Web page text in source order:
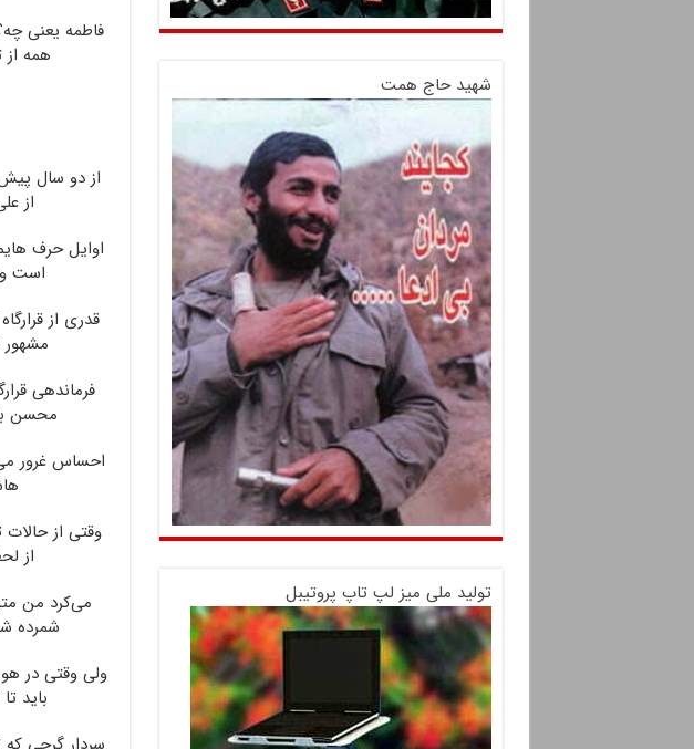
فاطمه یعنی
همه
از دو سال
از
اوایل حرف
است
قدری از
مشهور
فرماندهی
محسن
احساس غرور
وقتی از
از
می‌کرد من
شمرده
ولی وقتی در
باید
شهید حاج همت
تولید ملی میز لپ تاپ پروتیبل